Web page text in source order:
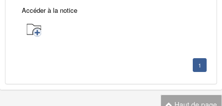
Accéder à la notice
1